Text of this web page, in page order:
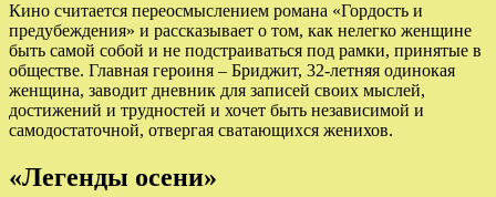
Кино считается переосмыслением романа «Гордость и
предубеждения» и рассказывает о том, как нелегко женщине
быть самой собой и не подстраиваться под рамки, принятые в
обществе. Главная героиня – Бриджит, 32-летняя одинокая
женщина, заводит дневник для записей своих мыслей,
достижений и трудностей и хочет быть независимой и
самодостаточной, отвергая сватающихся женихов.
«Легенды осени»